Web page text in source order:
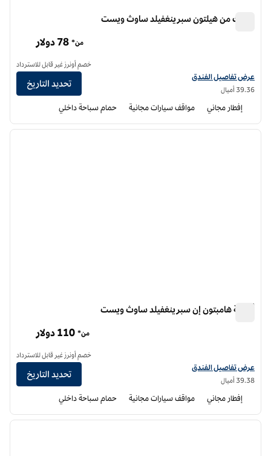
سبارك من هيلتون سبرينغفيلد ساوث ويست
عرض تفاصيل الفندق لفندق سبارك من هيلتون سبرينغفيلد ساوث ويست
عرض تفاصيل الفندق
39.36 أميال
من* 78 دولار
خصم أونرز غير قابل للاسترداد
تحديد التاريخ
إفطار مجاني مواقف سيارات مجانية حمام سباحة داخلي
1 من 12
الصورة
أجنحة هامبتون إن سبرينغفيلد ساوث ويست
عرض تفاصيل الفندق لفندق أجنحة هامبتون إن سبرينغفيلد ساوث ويست
عرض تفاصيل الفندق
39.38 أميال
من* 110 دولار
خصم أونرز غير قابل للاسترداد
تحديد التاريخ
إفطار مجاني مواقف سيارات مجانية حمام سباحة داخلي
1 من 12
الصورة